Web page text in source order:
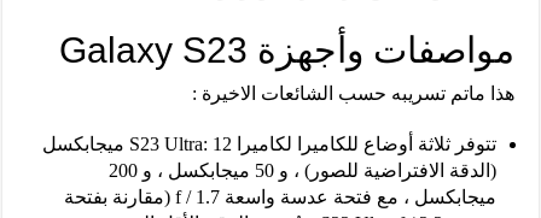
مواصفات وأجهزة Galaxy S23
هذا ماتم تسريبه حسب الشائعات الاخيرة :
تتوفر ثلاثة أوضاع للكاميرا لكاميرا S23 Ultra: 12 ميجابكسل
(الدقة الافتراضية للصور) ، و 50 ميجابكسل ، و 200
ميجابكسل ، مع فتحة عدسة واسعة f / 1.7 (مقارنة بفتحة